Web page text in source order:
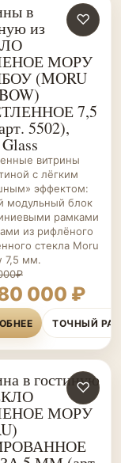
НА ЗАКАЗ
♡
в
из
МОРУ
(MORU
7,5
5502),
витрины
с лёгким
эффектом:
модульный блок
рамками
из рифлёного
стекла Moru
7,5 мм.
000 ₽
ТОЧНЫЙ
НА ЗАКАЗ
♡
в гостиную
МОРУ